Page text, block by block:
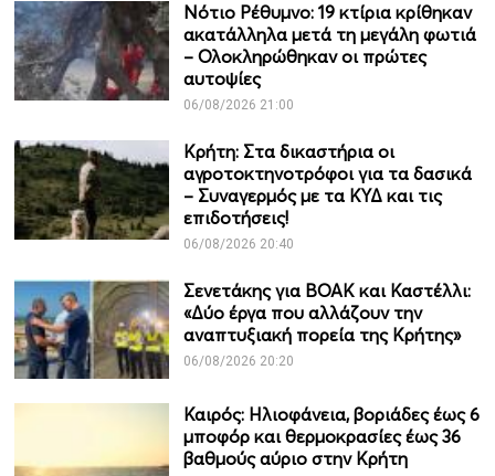
Νότιο Ρέθυμνο: 19 κτίρια κρίθηκαν
ακατάλληλα μετά τη μεγάλη φωτιά
– Ολοκληρώθηκαν οι πρώτες
αυτοψίες
06/08/2026 21:00
Κρήτη: Στα δικαστήρια οι
αγροτοκτηνοτρόφοι για τα δασικά
– Συναγερμός με τα ΚΥΔ και τις
επιδοτήσεις!
06/08/2026 20:40
Σενετάκης για ΒΟΑΚ και Καστέλλι:
«Δύο έργα που αλλάζουν την
αναπτυξιακή πορεία της Κρήτης»
06/08/2026 20:20
Καιρός: Ηλιοφάνεια, βοριάδες έως 6
μποφόρ και θερμοκρασίες έως 36
βαθμούς αύριο στην Κρήτη